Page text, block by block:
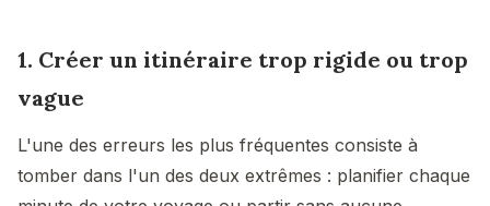
1. Créer un itinéraire trop rigide ou trop
vague
L'une des erreurs les plus fréquentes consiste à
tomber dans l'un des deux extrêmes : planifier chaque